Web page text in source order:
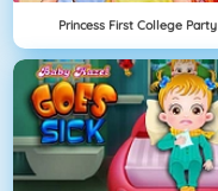
Princess First College Party